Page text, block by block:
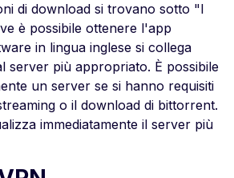
di download si trovano sotto "I
è possibile ottenere l'app
in lingua inglese si collega
server più appropriato. È possibile
un server se si hanno requisiti
o il download di bittorrent.
immediatamente il server più